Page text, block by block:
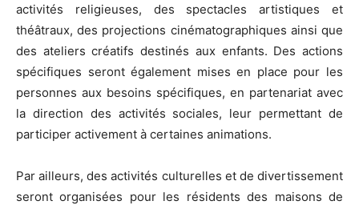
activités religieuses, des spectacles artistiques et
théâtraux, des projections cinématographiques ainsi que
des ateliers créatifs destinés aux enfants. Des actions
spécifiques seront également mises en place pour les
personnes aux besoins spécifiques, en partenariat avec
la direction des activités sociales, leur permettant de
participer activement à certaines animations.
Par ailleurs, des activités culturelles et de divertissement
seront organisées pour les résidents des maisons de